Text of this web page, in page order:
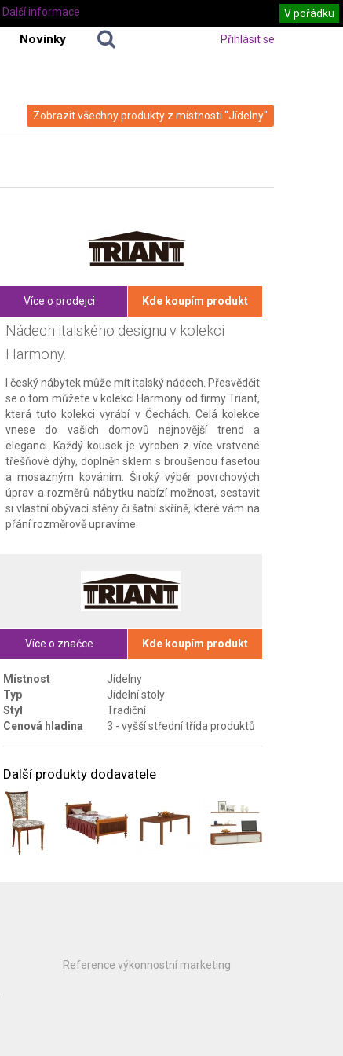
Novinky Přihlásit se
Zobrazit všechny produkty z místnosti "Jídelny"
Více o prodejci Kde koupím produkt
Nádech italského designu v kolekci
Harmony.
I český nábytek může mít italský nádech. Přesvědčit
se o tom můžete v kolekci Harmony od firmy Triant,
která tuto kolekci vyrábí v Čechách. Celá kolekce
vnese do vašich domovů nejnovější trend a
eleganci. Každý kousek je vyroben z více vrstvené
třešňové dýhy, doplněn sklem s broušenou fasetou
a mosazným kováním. Široký výběr povrchových
úprav a rozměrů nábytku nabízí možnost, sestavit
si vlastní obývací stěny či šatní skříně, které vám na
přání rozměrově upravíme.
Více o značce Kde koupím produkt
Místnost
Jídelny
Typ
Jídelní stoly
Styl
Tradiční
Cenová hladina
3 - vyšší střední třída produktů
Další produkty dodavatele
Reference výkonnostní marketing
V pořádku
Další informace